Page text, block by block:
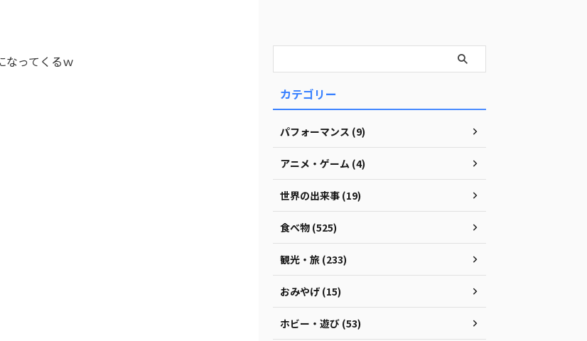
なってくるｗ
カテゴリー
パフォーマンス (9)
アニメ・ゲーム (4)
世界の出来事 (19)
食べ物 (525)
観光・旅 (233)
おみやげ (15)
ホビー・遊び (53)